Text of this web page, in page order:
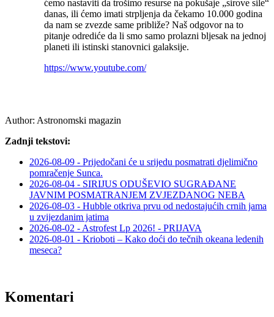
ćemo nastaviti da trošimo resurse na pokušaje „sirove sile“
danas, ili ćemo imati strpljenja da čekamo 10.000 godina
da nam se zvezde same približe? Naš odgovor na to
pitanje odrediće da li smo samo prolazni bljesak na jednoj
planeti ili istinski stanovnici galaksije.
https://www.youtube.com/
Author: Astronomski magazin
Zadnji tekstovi:
2026-08-09 - Prijedočani će u srijedu posmatrati djelimično
pomračenje Sunca.
2026-08-04 - SIRIJUS ODUŠEVIO SUGRAĐANE
JAVNIM POSMATRANJEM ZVJEZDANOG NEBA
2026-08-03 - Hubble otkriva prvu od nedostajućih crnih jama
u zvijezdanim jatima
2026-08-02 - Astrofest Lp 2026! - PRIJAVA
2026-08-01 - Krioboti – Kako doći do tečnih okeana ledenih
meseca?
Komentari